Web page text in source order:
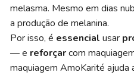
melasma. Mesmo em dias
a produção de melanina.
Por isso, é essencialusar
— e reforçarcom
maquiagem AmoKarité ajuda